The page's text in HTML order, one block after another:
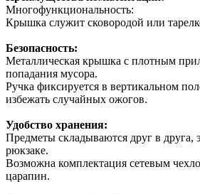
Многофункциональность:
Крышка служит сковородой или
Безопасность:
Металлическая крышка с плотным
попадания мусора.
Ручка фиксируется в вертикальном
избежать случайных ожогов.
Удобство хранения:
Предметы складываются друг в друга,
рюкзаке.
Возможна комплектация сетевым
царапин.